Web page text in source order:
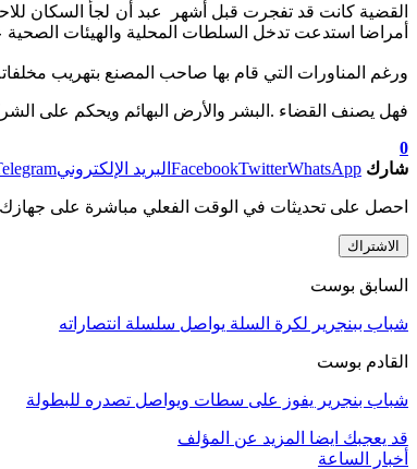
القضية كانت قد تفجرت قبل أشهر عبد أن لجأ السكان
أمراضا استدعت تدخل السلطات المحلية والهيئات
ورغم المناورات التي قام بها صاحب المصنع بتهريب
فهل يصنف القضاء .البشر والأرض البهائم ويحكم على
0
شارك
FacebookTwitterWhatsApp البريد الإلكتروني
احصل على تحديثات في الوقت الفعلي مباشرة على جهازك
الاشتراك
السابق بوست
شباب ببنجرير لكرة السلة يواصل سلسلة انتصاراته
القادم بوست
شباب بنجرير يفوز على سطات ويواصل تصدره للبطولة
قد يعجبك ايضا المزيد عن المؤلف
أخبار الساعة